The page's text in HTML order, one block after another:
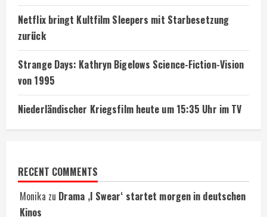
Netflix bringt Kultfilm Sleepers mit Starbesetzung
zurück
Strange Days: Kathryn Bigelows Science-Fiction-Vision
von 1995
Niederländischer Kriegsfilm heute um 15:35 Uhr im TV
RECENT COMMENTS
Monika zu Drama ‚I Swear‘ startet morgen in deutschen
Kinos